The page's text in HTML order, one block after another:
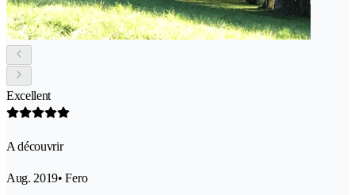
Excellent
A découvrir
Aug. 2019• Fero